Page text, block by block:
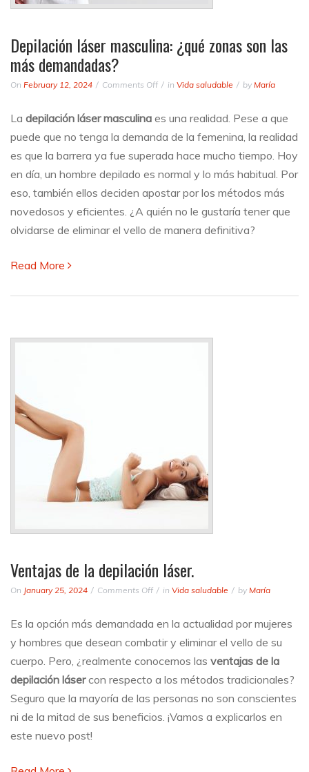
Depilación láser masculina: ¿qué zonas son las
más demandadas?
On February 12, 2024 Comments Offon
masculina:
¿qué
zonas
las
más
demandadas?
in Vida saludable by María
La depilación láser masculina es una realidad. Pese a que
puede que no tenga la demanda de la femenina, la realidad
es que la barrera ya fue superada hace mucho tiempo. Hoy
en día, un hombre depilado es normal y lo más habitual. Por
eso, también ellos deciden apostar por los métodos más
novedosos y eficientes. ¿A quién no le gustaría tener que
olvidarse de eliminar el vello de manera definitiva?
Read More
Ventajas de la depilación láser.
On January 25, 2024 Comments Offon
la
depilación
láser.
in Vida saludable by María
Es la opción más demandada en la actualidad por mujeres
y hombres que desean combatir y eliminar el vello de su
cuerpo. Pero, ¿realmente conocemos las ventajas de la
depilación lásercon respecto a los métodos tradicionales?
Seguro que la mayoría de las personas no son conscientes
ni de la mitad de sus beneficios. ¡Vamos a explicarlos en
este nuevo post!